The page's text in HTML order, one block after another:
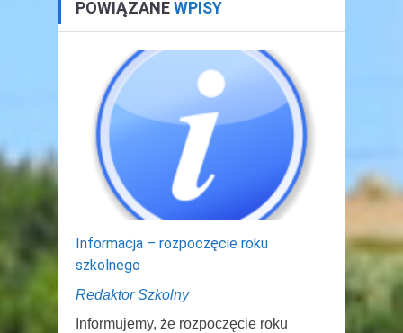
POWIĄZANEWPISY
Informacja – rozpoczęcie roku
szkolnego
Redaktor Szkolny
Informujemy, że rozpoczęcie roku